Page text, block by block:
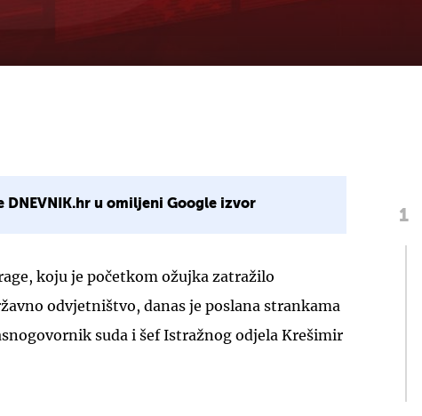
DNEVNIK.hr u omiljeni Google izvor
koju je početkom ožujka zatražilo
odvjetništvo, danas je poslana strankama
suda i šef Istražnog odjela Krešimir